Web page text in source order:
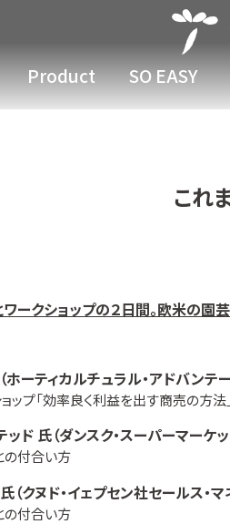
Product SO EASY
これ
ークショップの２日間。欧米の園
ホーティカルチュラル・アドバン
ップ「効率良く利益を出す商売の方
ド 氏（ダンスク・スーパーマーケッ
の付合い方
クヌド・イェプセン社セールス・マ
の付合い方